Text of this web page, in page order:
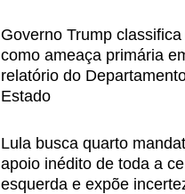
Governo Trump
como ameaça primária
relatório do
Estado
Lula busca quarto
apoio inédito de toda a
esquerda e expõe